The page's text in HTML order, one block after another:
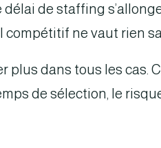
délai de staffing
ne vaut rien
plus dans tous les cas.
de sélection, le